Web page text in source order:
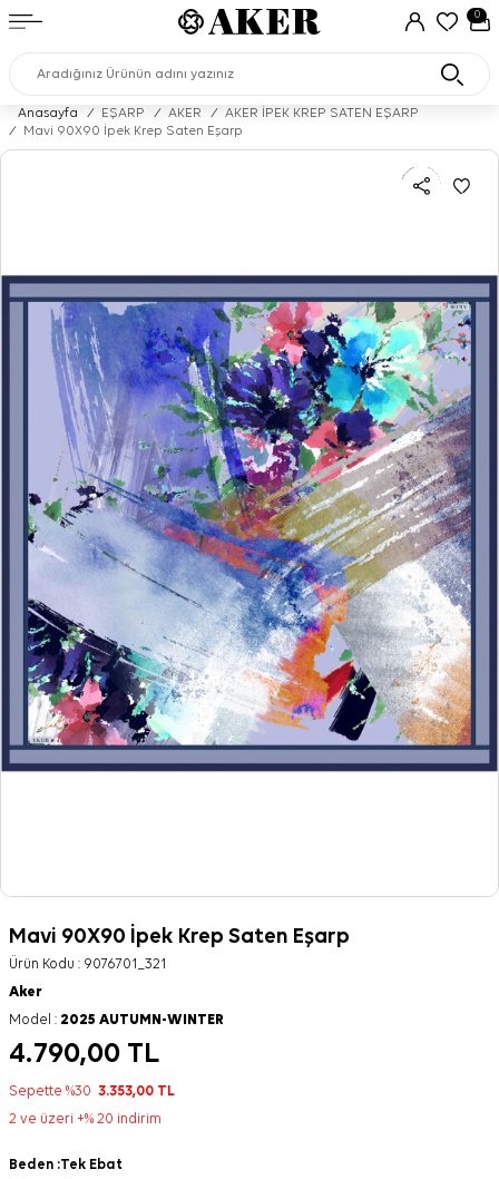
0
Anasayfa / EŞARP / AKER /
AKER İPEK KREP SATEN EŞARP
/
Mavi 90X90 İpek Krep Saten Eşarp
Mavi 90X90 İpek Krep Saten Eşarp
Ürün Kodu : 9076701_321
Aker
Model : 2025 AUTUMN-WINTER
4.790,00 TL
Sepette %30 3.353,00 TL
2 ve üzeri +% 20 indirim
Beden :Tek Ebat